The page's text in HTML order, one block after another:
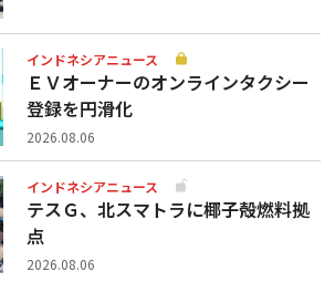
インドネシアニュース
ＥＶオーナーのオンラインタクシー
登録を円滑化
2026.08.06
インドネシアニュース
テスＧ、北スマトラに椰子殻燃料拠
点
2026.08.06